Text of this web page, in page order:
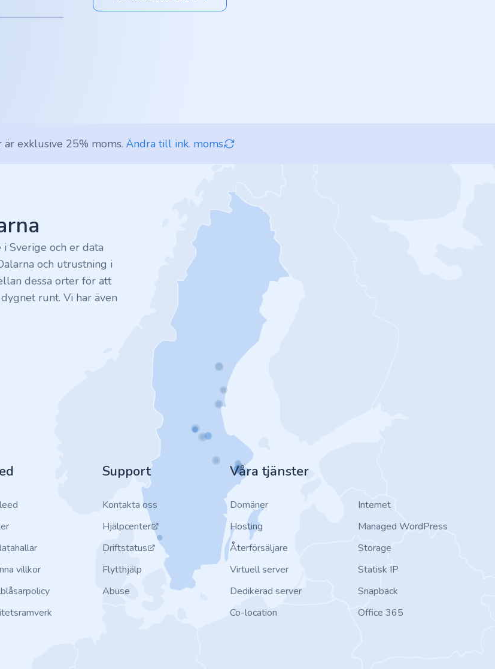
exklusive 25% moms. Ändra till ink. moms
Sverige och er data
och utrustning i
dessa orter för att
runt. Vi har även
villkor
Support
Kontakta oss
Hjälpcenter
Driftstatus
Flytthjälp
Abuse
Våra tjänster
Domäner
Hosting
Återförsäljare
Virtuell server
Dedikerad server
Co-location
Internet
Managed WordPress
Storage
Statisk IP
Snapback
Office 365